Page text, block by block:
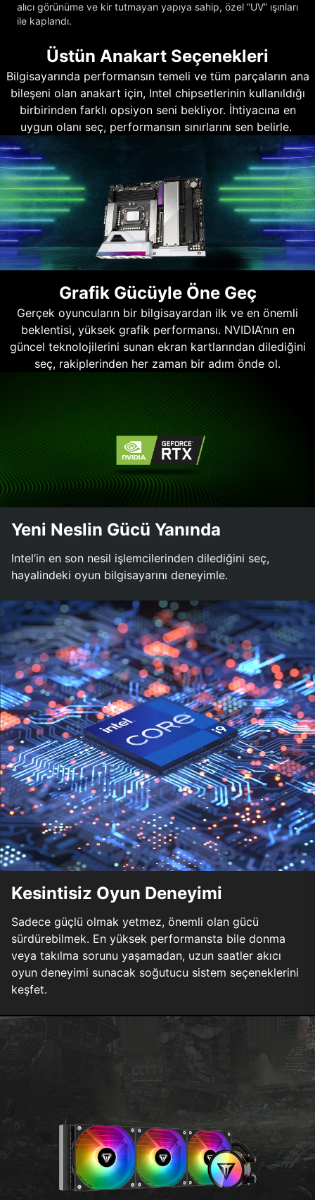
alıcı görünüme ve kir tutmayan yapıya sahip, özel “UV” ışınları
ile kaplandı.
Üstün Anakart Seçenekleri
Bilgisayarında performansın temeli ve tüm parçaların ana
bileşeni olan anakart için, Intel chipsetlerinin kullanıldığı
birbirinden farklı opsiyon seni bekliyor. İhtiyacına en
uygun olanı seç, performansın sınırlarını sen belirle.
Grafik Gücüyle Öne Geç
Gerçek oyuncuların bir bilgisayardan ilk ve en önemli
beklentisi, yüksek grafik performansı. NVIDIA’nın en
güncel teknolojilerini sunan ekran kartlarından dilediğini
seç, rakiplerinden her zaman bir adım önde ol.
Yeni Neslin Gücü Yanında
Intel’in en son nesil işlemcilerinden dilediğini seç,
hayalindeki oyun bilgisayarını deneyimle.
Kesintisiz Oyun Deneyimi
Sadece güçlü olmak yetmez, önemli olan gücü
sürdürebilmek. En yüksek performansta bile donma
veya takılma sorunu yaşamadan, uzun saatler akıcı
oyun deneyimi sunacak soğutucu sistem seçeneklerini
keşfet.